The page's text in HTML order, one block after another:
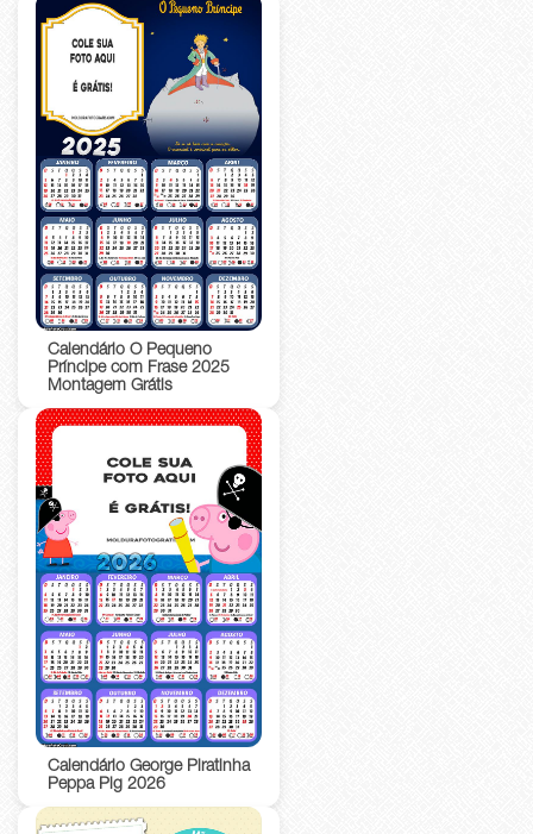
Calendário O Pequeno
Príncipe com Frase 2025
Montagem Grátis
Calendário George Piratinha
Peppa Pig 2026